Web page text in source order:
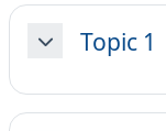
MinimizzaTopic 1